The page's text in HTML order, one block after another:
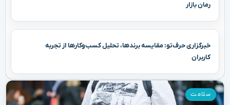
رمان بازار
خبرگزاری حرف‌تو: مقایسه برندها، تحلیل کسب‌وکارها از تجربه
کاربران
سلامت